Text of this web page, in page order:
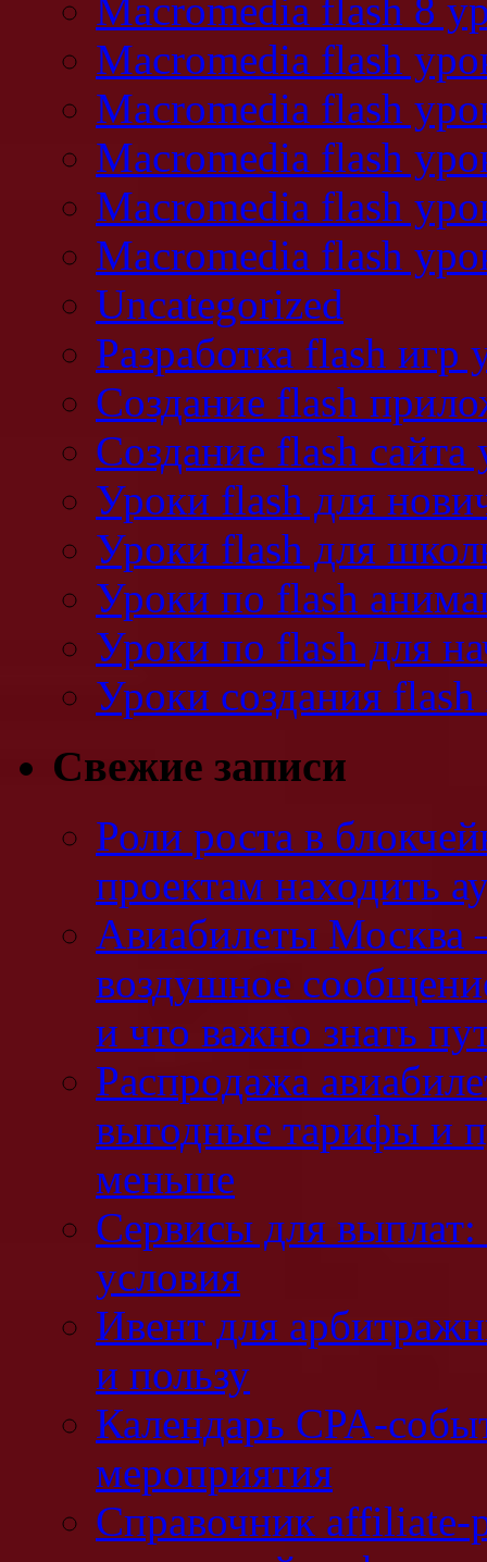
Macromedia flash 8
Macromedia flash
Macromedia flash
Macromedia flash
Macromedia flash
Macromedia flash
Uncategorized
Разработка flash игр
Создание flash
Создание flash сайта
Уроки flash для
Уроки flash для
Уроки по flash
Уроки по flash для
Уроки создания flash
Свежие записи
Роли роста в
проектам находить
Авиабилеты Москва
воздушное
и что важно знать
Распродажа
выгодные тарифы и
меньше
Сервисы для выплат:
условия
Ивент для
и пользу
Календарь CPA-
мероприятия
Справочник affiliate-